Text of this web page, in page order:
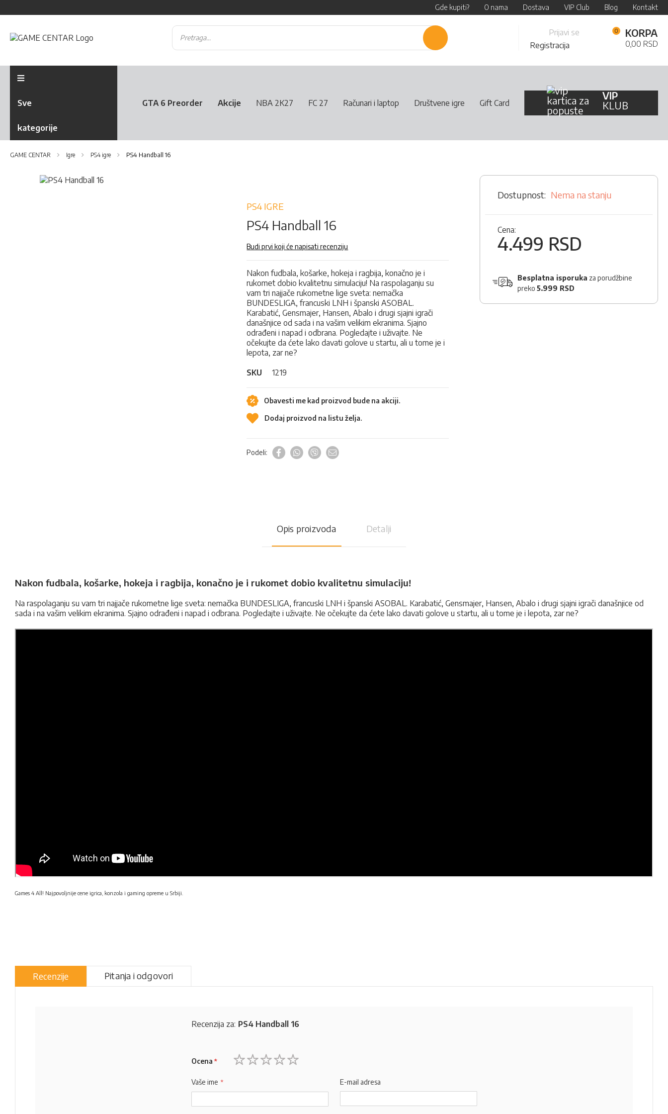
Gde kupiti? O nama Dostava VIP Club Blog Kontakt
Pretraži
Content
Prijavi se
Registracija
KORPA
0,00 RSD
Sve
kategorije
GTA 6 Preorder Akcije NBA 2K27 FC 27 Računari i laptop Društvene igre Gift Card
VIP
KLUB
GAME CENTAR Igre PS4 igre PS4 Handball 16
Skip
PS4 IGRE
PS4 Handball 16
Budi prvi koji će napisati recenziju
Nakon fudbala, košarke, hokeja i ragbija, konačno je i
rukomet dobio kvalitetnu simulaciju! Na raspolaganju su
vam tri najjače rukometne lige sveta: nemačka
BUNDESLIGA, francuski LNH i španski ASOBAL.
Karabatić, Gensmajer, Hansen, Abalo i drugi sjajni igrači
današnjice od sada i na vašim velikim ekranima. Sjajno
odrađeni i napad i odbrana. Pogledajte i uživajte. Ne
očekujte da ćete lako davati golove u startu, ali u tome je i
lepota, zar ne?
SKU
1219
Obavesti me kad proizvod bude na akciji.
Dodaj proizvod na listu želja.
Podeli:
Nema na stanju
Cena:
4.499 RSD
Besplatna isporuka za porudžbine
preko 5.999 RSD
Opis proizvoda Detalji
Nakon fudbala, košarke, hokeja i ragbija, konačno je i rukomet dobio kvalitetnu simulaciju!
Na raspolaganju su vam tri najjače rukometne lige sveta: nemačka BUNDESLIGA, francuski LNH i španski ASOBAL. Karabatić, Gensmajer, Hansen, Abalo i drugi sjajni igrači današnjice od
sada i na vašim velikim ekranima. Sjajno odrađeni i napad i odbrana. Pogledajte i uživajte. Ne očekujte da ćete lako davati golove u startu, ali u tome je i lepota, zar ne?
Games 4 All! Najpovoljnije cene igrica, konzola i gaming opreme u Srbiji.
Recenzije Pitanja i odgovori
Recenzija za: PS4 Handball 16
Ocena
Vaše ime E-mail adresa